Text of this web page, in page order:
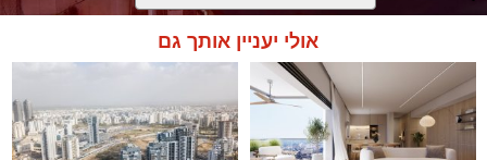
אולי יעניין אותך גם